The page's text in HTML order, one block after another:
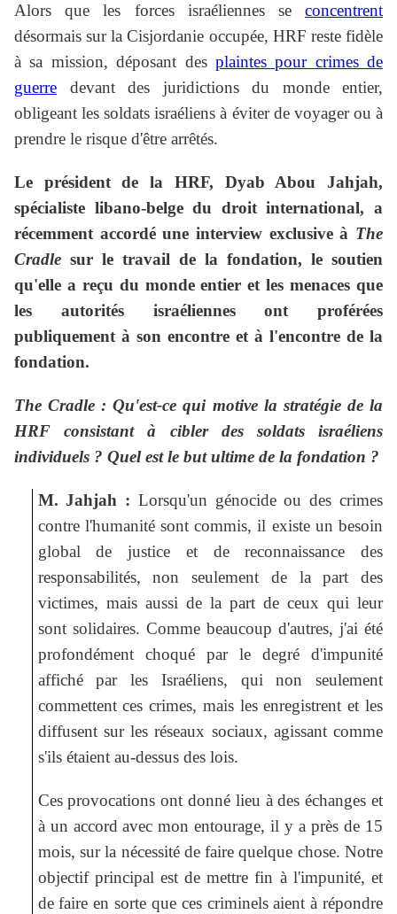
Alors que les forces israéliennes se concentrent
désormais sur la Cisjordanie occupée, HRF reste fidèle
à sa mission, déposant des plaintes pour crimes de
guerre devant des juridictions du monde entier,
obligeant les soldats israéliens à éviter de voyager ou à
prendre le risque d'être arrêtés.
Le président de la HRF, Dyab Abou Jahjah,
spécialiste libano-belge du droit international, a
récemment accordé une interview exclusive à The
Cradle sur le travail de la fondation, le soutien
qu'elle a reçu du monde entier et les menaces que
les autorités israéliennes ont proférées
publiquement à son encontre et à l'encontre de la
fondation.
The Cradle : Qu'est-ce qui motive la stratégie de la
HRF consistant à cibler des soldats israéliens
individuels ? Quel est le but ultime de la fondation ?
M. Jahjah : Lorsqu'un génocide ou des crimes
contre l'humanité sont commis, il existe un besoin
global de justice et de reconnaissance des
responsabilités, non seulement de la part des
victimes, mais aussi de la part de ceux qui leur
sont solidaires. Comme beaucoup d'autres, j'ai été
profondément choqué par le degré d'impunité
affiché par les Israéliens, qui non seulement
commettent ces crimes, mais les enregistrent et les
diffusent sur les réseaux sociaux, agissant comme
s'ils étaient au-dessus des lois.
Ces provocations ont donné lieu à des échanges et
à un accord avec mon entourage, il y a près de 15
mois, sur la nécessité de faire quelque chose. Notre
objectif principal est de mettre fin à l'impunité, et
de faire en sorte que ces criminels aient à répondre